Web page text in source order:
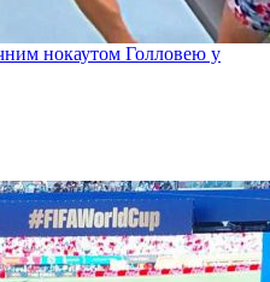
нокаутом Голловею у